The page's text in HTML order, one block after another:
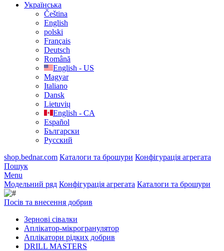
Українська
Čeština
English
polski
Français
Deutsch
Română
English - US
Magyar
Italiano
Dansk
Lietuvių
English - CA
Español
Български
Русский
shop.bednar.com Каталоги та брошури Конфігурація агрегата
Пошук
Menu
Модельний ряд Конфігурація агрегата Каталоги та брошури
Посів та внесення добрив
Зернові сівалки
Аплікатор-мікрогранулятор
Аплікатори рідких добрив
DRILL MASTERS